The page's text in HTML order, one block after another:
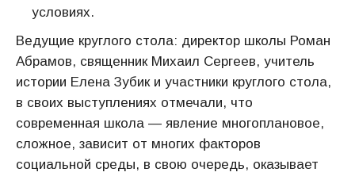
условиях.
Ведущие круглого стола: директор школы Роман
Абрамов, священник Михаил Сергеев, учитель
истории Елена Зубик и участники круглого стола,
в своих выступлениях отмечали, что
современная школа — явление многоплановое,
сложное, зависит от многих факторов
социальной среды, в свою очередь, оказывает